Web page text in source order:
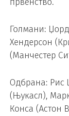
Голмани:
Хендерсон
(Манчестер
Одбрана: Рис
(Њукасл),
Конса (Астон